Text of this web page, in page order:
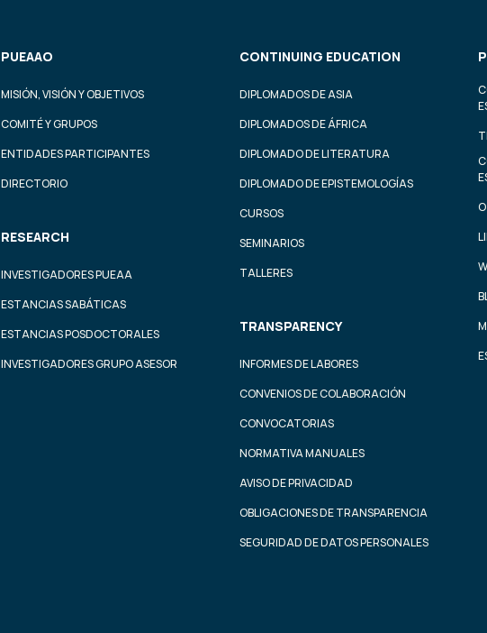
PUEAAO
MISIÓN, VISIÓN Y OBJETIVOS
COMITÉ Y GRUPOS
ENTIDADES PARTICIPANTES
DIRECTORIO
RESEARCH
INVESTIGADORES PUEAA
ESTANCIAS SABÁTICAS
ESTANCIAS POSDOCTORALES
INVESTIGADORES GRUPO ASESOR
CONTINUING EDUCATION
DIPLOMADOS DE ASIA
DIPLOMADOS DE ÁFRICA
DIPLOMADO DE LITERATURA
DIPLOMADO DE EPISTEMOLOGÍAS
CURSOS
SEMINARIOS
TALLERES
TRANSPARENCY
INFORMES DE LABORES
CONVENIOS DE COLABORACIÓN
CONVOCATORIAS
NORMATIVA MANUALES
AVISO DE PRIVACIDAD
OBLIGACIONES DE TRANSPARENCIA
SEGURIDAD DE DATOS PERSONALES